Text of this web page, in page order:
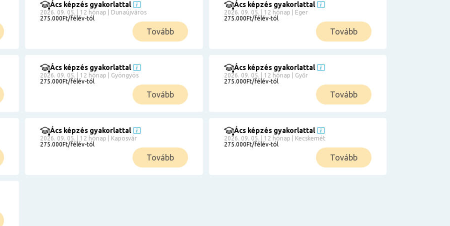
Ács képzés gyakorlattal
2026. 09. 05. | 12 hónap | Dunaújváros
275.000Ft/félév-tól
Tovább
Ács képzés gyakorlattal
2026. 09. 05. | 12 hónap | Eger
275.000Ft/félév-tól
Tovább
Ács képzés gyakorlattal
2026. 09. 05. | 12 hónap | Gyöngyös
275.000Ft/félév-tól
Tovább
Ács képzés gyakorlattal
2026. 09. 05. | 12 hónap | Győr
275.000Ft/félév-tól
Tovább
Ács képzés gyakorlattal
2026. 09. 05. | 12 hónap | Kaposvár
275.000Ft/félév-tól
Tovább
Ács képzés gyakorlattal
2026. 09. 05. | 12 hónap | Kecskemét
275.000Ft/félév-tól
Tovább